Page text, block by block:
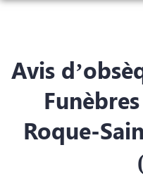
DEVIS OBSÈQUES
DEVIS MARBRERIE
PRÉVOYANCE
MARBRERIE
POMPES FUNÈBRES
NOTRE AGENCE
Avis
Roque-